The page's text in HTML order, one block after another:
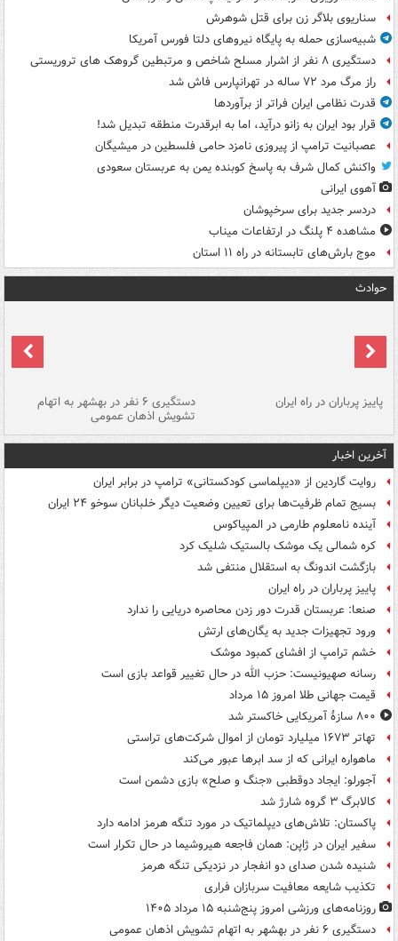
سناریوی بلاگر زن برای قتل شوهرش
شبیه‌سازی حمله به پایگاه نیروهای دلتا فورس آمریکا
دستگیری ۸ نفر از اشرار مسلح شاخص و مرتبطین گروهک های تروریستی
راز مرگ مرد ۷۲ ساله در تهرانپارس فاش شد
قدرت نظامی ایران فراتر از برآوردها
قرار بود ایران به زانو درآید، اما به ابرقدرت منطقه تبدیل شد!
عصبانیت ترامپ از پیروزی نامزد حامی فلسطین در میشیگان
واکنش کمال شرف به پاسخ کوبنده یمن به عربستان سعودی
آهوی ایرانی
دردسر جدید برای سرخپوشان
مشاهده ۴ پلنگ در ارتفاعات میناب
موج بارش‌های تابستانه در راه ۱۱ استان
حوادث
پاییز پرباران در راه ایران دستگیری ۶ نفر در بهشهر به اتهام
تشویش اذهان عمومی
آخرین اخبار
روایت گاردین از «دیپلماسی کودکستانی» ترامپ در برابر ایران
بسیج تمام ظرفیت‌ها برای تعیین وضعیت دیگر خلبانان سوخو ۲۴ ایران
آینده نامعلوم طارمی در المپیاکوس
کره شمالی یک موشک بالستیک شلیک کرد
بازگشت اندونگ به استقلال منتفی شد
پاییز پرباران در راه ایران
صنعا: عربستان قدرت دور زدن محاصره دریایی را ندارد
ورود تجهیزات جدید به یگان‌های ارتش
خشم ترامپ از افشای کمبود موشک
رسانه صهیونیست: حزب الله در حال تغییر قواعد بازی است
قیمت جهانی طلا امروز ۱۵ مرداد
۸۰۰ سازۀ آمریکایی خاکستر شد
تهاتر ۱۶۷۳ میلیارد تومان از اموال شرکت‌های تراستی
ماهواره ایرانی که از سد ابرها عبور می‌کند
آجورلو: ایجاد دوقطبی «جنگ و صلح‌» بازی دشمن است
کالابرگ ۳ گروه شارژ شد
پاکستان: تلاش‌های دیپلماتیک در مورد تنگه هرمز ادامه دارد
سفیر ایران در ژاپن: همان فاجعه هیروشیما در حال تکرار است
شنیده شدن صدای دو انفجار در نزدیکی تنگه هرمز
تکذیب شایعه معافیت سربازان فراری
روزنامه‌های ورزشی امروز پنج‌شنبه ۱۵ مرداد ۱۴۰۵
دستگیری ۶ نفر در بهشهر به اتهام تشویش اذهان عمومی